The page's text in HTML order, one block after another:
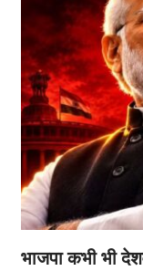
भाजपा कभी भी